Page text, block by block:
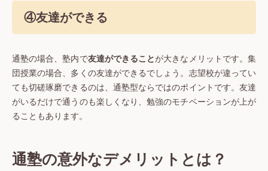
④友達ができる
通塾の場合、塾内で友達ができることが大きなメリットです。集
団授業の場合、多くの友達ができるでしょう。志望校が違ってい
ても切磋琢磨できるのは、通塾型ならではのポイントです。友達
がいるだけで通うのも楽しくなり、勉強のモチベーションが上が
ることもあります。
通塾の意外なデメリットとは？